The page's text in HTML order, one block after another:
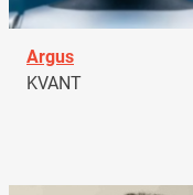
Argus
KVANT